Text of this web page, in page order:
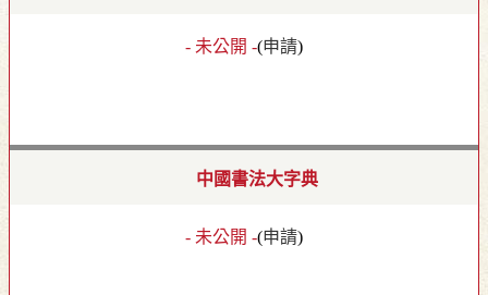
- 未公開 -(申請)
中國書法大字典
- 未公開 -(申請)